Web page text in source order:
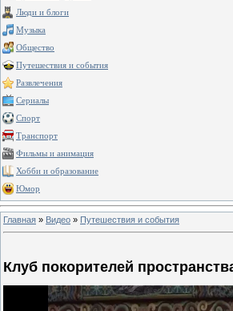
Люди и блоги
Музыка
Общество
Путешествия и события
Развлечения
Сериалы
Спорт
Транспорт
Фильмы и анимация
Хобби и образование
Юмор
Главная » Видео » Путешествия и события
Клуб покорителей